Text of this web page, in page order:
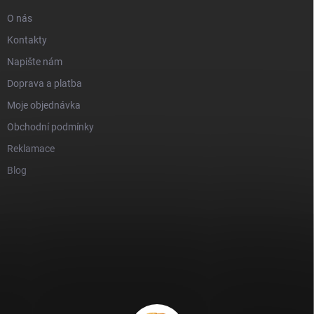
O nás
Kontakty
Napište nám
Doprava a platba
Moje objednávka
Obchodní podmínky
Reklamace
Blog